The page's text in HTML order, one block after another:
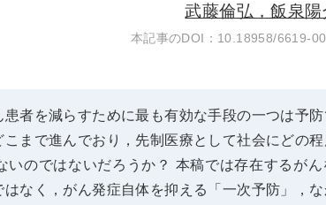
武藤倫弘，飯泉
10.18958/6619-
者を減らすために最も有効な手段の一つは予
まで進んでおり，先制医療として社会にどの
いのではないだろうか？ 本稿では存在するがん
なく，がん発症自体を抑える「一次予防」，